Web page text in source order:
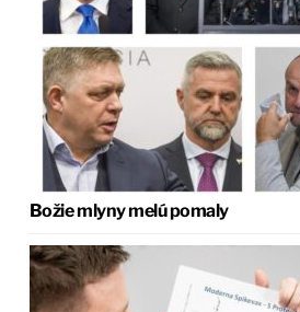
Božie mlyny melú pomaly